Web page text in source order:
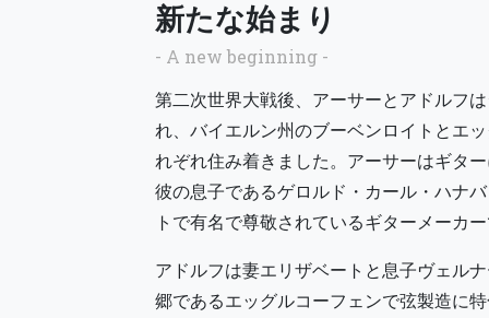
新たな始まり
- A new beginning -
第二次世界大戦後、アーサーとアドルフ
れ、バイエルン州のブーベンロイトとエ
れぞれ住み着きました。アーサーはギタ
彼の息子であるゲロルド・カール・ハナ
トで有名で尊敬されているギターメーカ
アドルフは妻エリザベートと息子ヴェル
郷であるエッグルコーフェンで弦製造に